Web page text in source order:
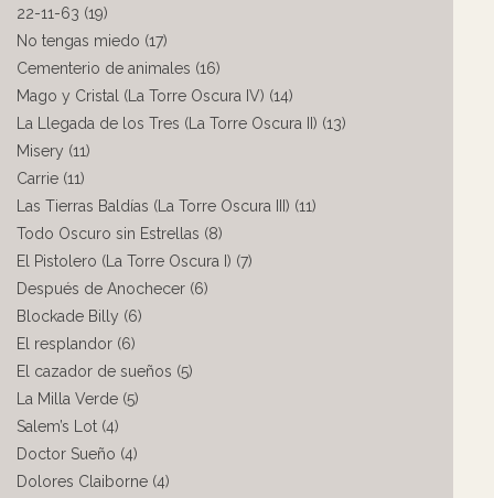
22-11-63 (19)
No tengas miedo (17)
Cementerio de animales (16)
Mago y Cristal (La Torre Oscura IV) (14)
La Llegada de los Tres (La Torre Oscura II) (13)
Misery (11)
Carrie (11)
Las Tierras Baldías (La Torre Oscura III) (11)
Todo Oscuro sin Estrellas (8)
El Pistolero (La Torre Oscura I) (7)
Después de Anochecer (6)
Blockade Billy (6)
El resplandor (6)
El cazador de sueños (5)
La Milla Verde (5)
Salem’s Lot (4)
Doctor Sueño (4)
Dolores Claiborne (4)